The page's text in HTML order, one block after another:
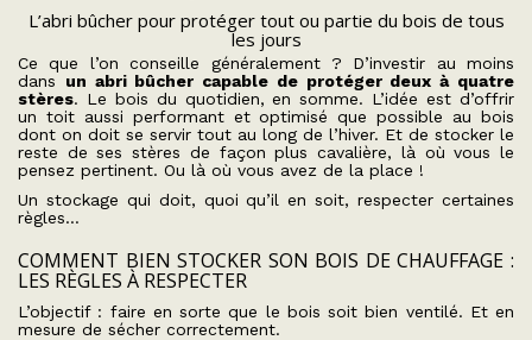
L’abri bûcher pour protéger tout ou partie du bois de tous
les jours
Ce que l’on conseille généralement ? D’investir au moins
dans un abri bûcher capable de protéger deux à quatre
stères. Le bois du quotidien, en somme. L’idée est d’offrir
un toit aussi performant et optimisé que possible au bois
dont on doit se servir tout au long de l’hiver. Et de stocker le
reste de ses stères de façon plus cavalière, là où vous le
pensez pertinent. Ou là où vous avez de la place !
Un stockage qui doit, quoi qu’il en soit, respecter certaines
règles…
COMMENT BIEN STOCKER SON BOIS DE CHAUFFAGE :
LES RÈGLES À RESPECTER
L’objectif : faire en sorte que le bois soit bien ventilé. Et en
mesure de sécher correctement.